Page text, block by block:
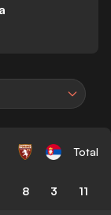
Total
8 3 11